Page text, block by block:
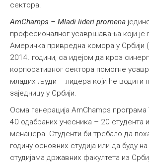
сектора.
AmChamps – Mladi lideri promena
професионалног усавршавања који је
Америчка привредна комора у Србији
2014. години, са идејом да кроз
корпоративног сектора помогне
младих људи – лидера који ће водити
заједницу у Србији.
Осма генерација AmChamps програма
40 одабраних учесника – 20 студента
менаџера. Студенти би требало да
годину основних студија или да буду
студијама државних факултета из